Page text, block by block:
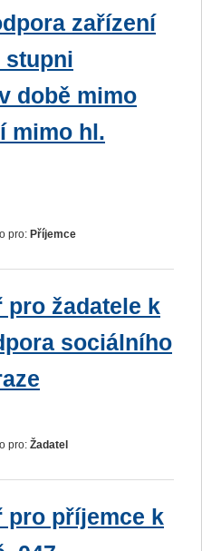
zařízení
stupni
době mimo
mimo hl.
pro: Příjemce
pro žadatele k
sociálního
pro: Žadatel
pro příjemce k